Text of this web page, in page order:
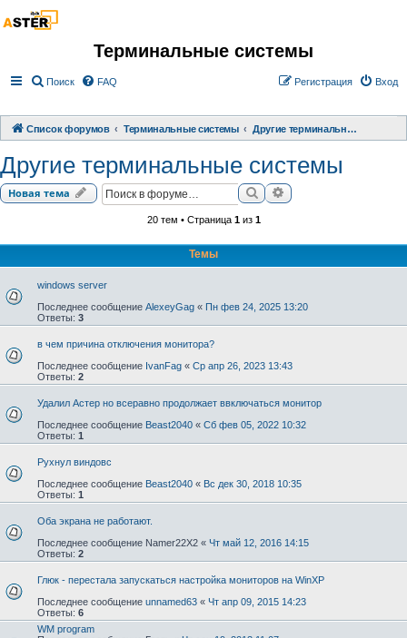
Терминальные системы
Поиск FAQ Вход
Регистрация
Список форумов Терминальные системы Другие терминальные системы
Другие терминальные системы
Новая тема ПоискРасширенный поиск
20 тем • Страница 1из 1
Темы
windows server
Последнее сообщение AlexeyGag « Пн фев 24, 2025 13:20
Ответы: 3
в чем причина отключения монитора?
Последнее сообщение IvanFag « Ср апр 26, 2023 13:43
Ответы: 2
Удалил Астер но всеравно продолжает ввключаться монитор
Последнее сообщение Beast2040 « Сб фев 05, 2022 10:32
Ответы: 1
Рухнул виндовс
Последнее сообщение Beast2040 « Вс дек 30, 2018 10:35
Ответы: 1
Оба экрана не работают.
Последнее сообщение Namer22X2 « Чт май 12, 2016 14:15
Ответы: 2
Глюк - перестала запускаться настройка мониторов на WinXP
Последнее сообщение unnamed63 « Чт апр 09, 2015 14:23
Ответы: 6
WM program